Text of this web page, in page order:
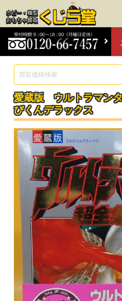
愛蔵版 ウルトラマン
びくんデラックス